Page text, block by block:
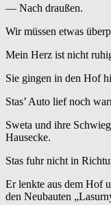
— Nach draußen.
Wir müssen etwas
Mein Herz ist nicht
Sie gingen in den Hof
Stas’ Auto lief noch
Sweta und ihre
Hausecke.
Stas fuhr nicht in
Er lenkte aus dem Hof
den Neubauten